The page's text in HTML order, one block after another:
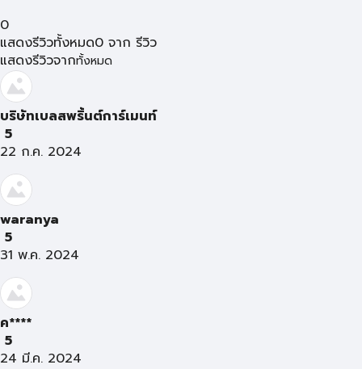
0
แสดงรีวิวทั้งหมด0 จาก รีวิว
แสดงรีวิวจากทั้งหมด
บริษัทเบลสพริ้นต์การ์เมนท์
5
22 ก.ค. 2024
waranya
5
31 พ.ค. 2024
ค****
5
24 มี.ค. 2024